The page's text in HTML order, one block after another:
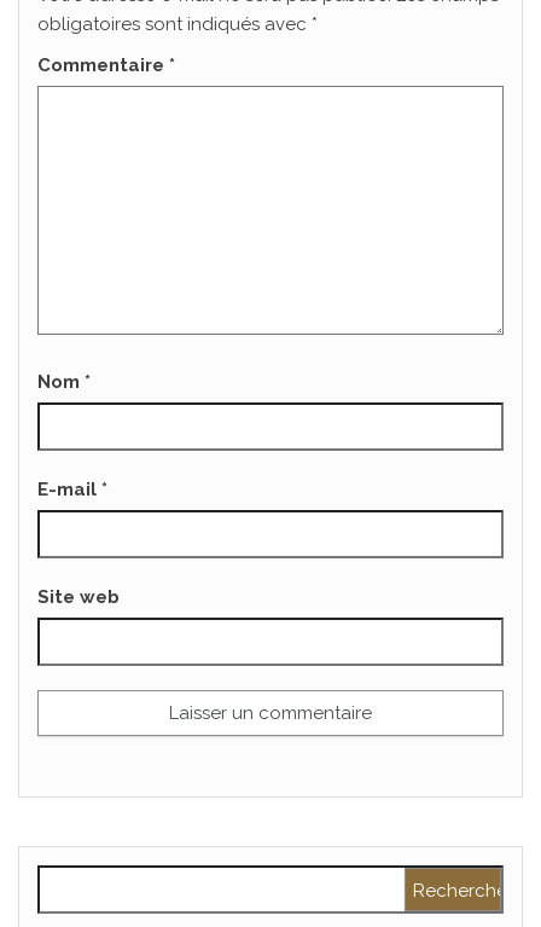
obligatoires sont indiqués avec *
Commentaire *
Nom *
E-mail *
Site web